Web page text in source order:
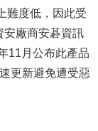
難度低，因此受
安廠商安碁資訊
11月公布此產品
更新避免遭受惡